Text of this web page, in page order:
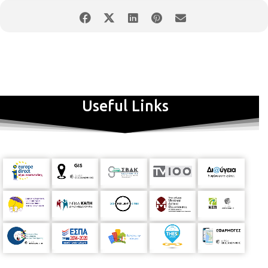
(Παρασκευοπούλου 42, τηλ. 2310 869869). Λίγα λόγια για το
έργο και την παράσταση: Οι Hippo Theatre Group (Φώτης
κινηματογραφικό πανί, εκτυλίσσεται η ιστορία ενός κόμικ, με
sci-fi θεματολογία, την οποία ταυτόχρονα μας αφηγείται ένα
μουσικοθεατρικό σχήμα ζωντανά μέσα από διαλόγους, ήχους,
Mellonia. Αστρικό έτος ΧΚΑ 2059. Μετά τoν πόλεμο ανθρώπων
και μηχανών. Καταπίεση. Επανάσταση. 5η διάσταση.
Αυτοθυσία.Ένα μεταιχμιακό είδος θεάτρου, που με θεματικό
υπόβαθρό μια δυστοπική κοινωνία του μέλλοντος, σπάει τις
συμβάσεις της παραστατικότητας, προτείνοντας έναν νέο
αφηγηματικό κώδικα. Θα μπορούσε να οριστεί και ωςlive
κινηματογράφος, αλλά δεν είναι ακριβώς. Πρόκειται για
κόμικ; Σινεμά; Θέατρο; Όλα αυτά μαζί;Συντελεστές:Παίζουν:
Useful Links